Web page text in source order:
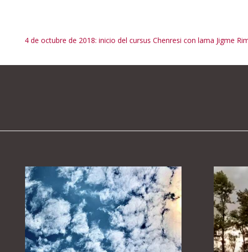
4 de octubre de 2018: inicio del cursus Chenresi con lama Jigme